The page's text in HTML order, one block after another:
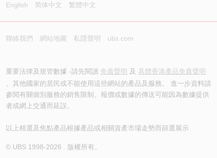
English 简体中文 繁體中文
聯絡我們 網站地圖 私隱聲明 ubs.com
重要法律及規管數據 -請先閱讀 免責聲明 及 具體香港產品免責聲明
。其他國家的居民或不能使用這些網站的產品及服務。 進一步資料請
參閱有關個別服務的銷售限制。報價或數據的傳送可能因為數據提供
者或網上交通而延誤。
以上精選及焦點產品根據產品或相關資產市場走勢而篩選展示
© UBS 1998-2026 . 版權所有。